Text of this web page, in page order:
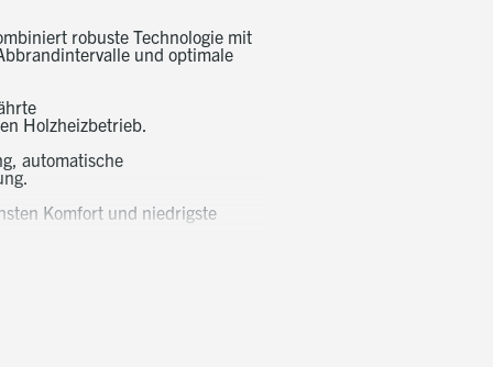
robuste Technologie mit
und optimale
Holzheizbetrieb.
automatische
Komfort und niedrigste